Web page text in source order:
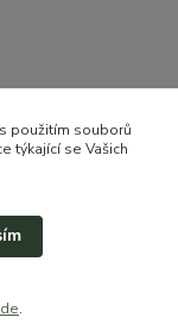
s použitím souborů
týkající se Vašich
.